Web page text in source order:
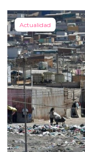
Actualidad